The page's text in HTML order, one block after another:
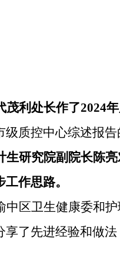
茂利处长作了2024
级质控中心综述报
生研究院副院长陈
作思路。
中区卫生健康委和
享了先进经验和做